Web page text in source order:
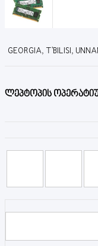
GEORGIA, T'BILISI,
ლეპტოპის